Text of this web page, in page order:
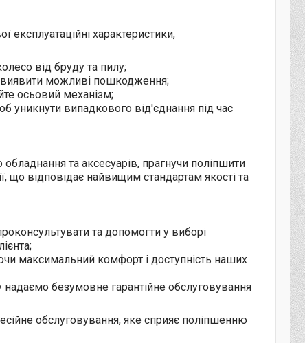
експлуатаційні характеристики,
від бруду та пилу;
виявити можливі пошкодження;
осьовий механізм;
уникнути випадкового від'єднання під час
та аксесуарів, прагнучи поліпшити
що відповідає найвищим стандартам якості та
та допомогти у виборі
максимальний комфорт і доступність наших
безумовне гарантійне обслуговування
обслуговування, яке сприяє поліпшенню